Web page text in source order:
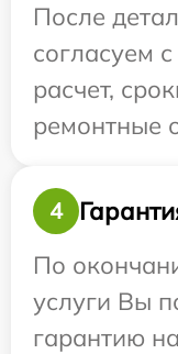
После
согласуем
расчет,
ремонтные
4
По
услуги Вы
гарантию